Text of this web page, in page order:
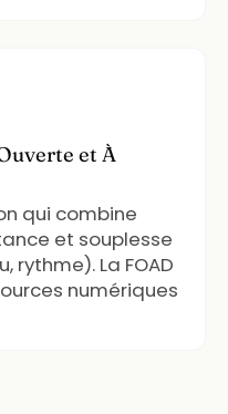
et À
qui combine
et souplesse
rythme). La FOAD
numériques